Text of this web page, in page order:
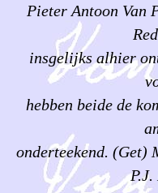
Pieter Antoon Van
insgelijks alhier
hebben beide de
onderteekend. (Get)